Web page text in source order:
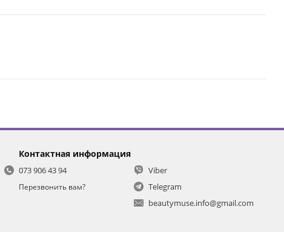
Контактная информация
073 906 43 94
Перезвонить вам?
Viber
Telegram
beautymuse.info@gmail.com